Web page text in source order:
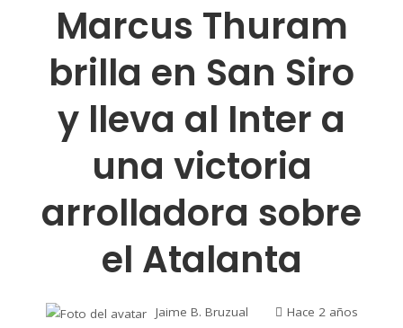
Marcus Thuram
brilla en San Siro
y lleva al Inter a
una victoria
arrolladora sobre
el Atalanta
Jaime B. Bruzual Hace 2 años